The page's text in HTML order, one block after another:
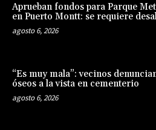
Aprueban fondos para Parque
en Puerto Montt: se requiere
agosto 6, 2026
“Es muy mala”: vecinos
óseos a la vista en cementerio
agosto 6, 2026